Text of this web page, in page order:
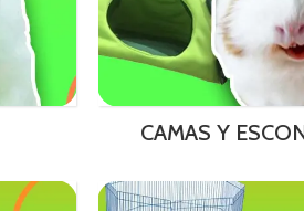
CAMAS Y